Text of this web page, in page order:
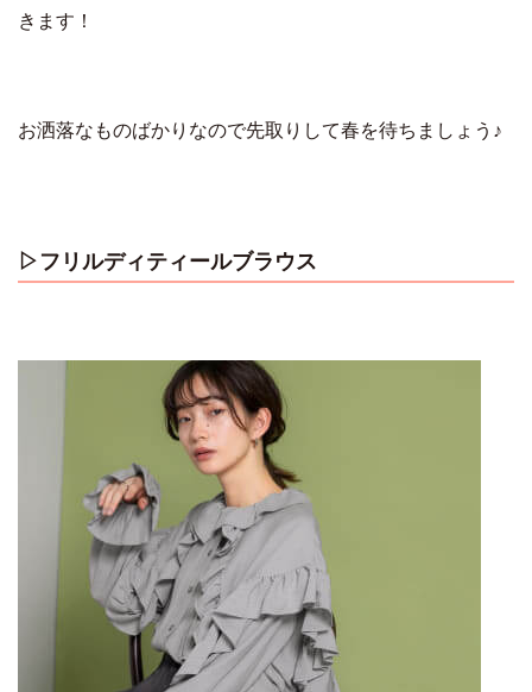
きます！
お洒落なものばかりなので先取りして春を待ちましょう♪
▷フリルディティールブラウス